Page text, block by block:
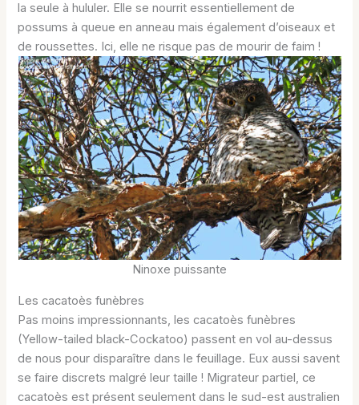
la seule à hululer. Elle se nourrit essentiellement de
possums à queue en anneau mais également d’oiseaux et
de roussettes. Ici, elle ne risque pas de mourir de faim !
Ninoxe puissante
Les cacatoès funèbres
Pas moins impressionnants, les cacatoès funèbres
(Yellow-tailed black-Cockatoo) passent en vol au-dessus
de nous pour disparaître dans le feuillage. Eux aussi savent
se faire discrets malgré leur taille ! Migrateur partiel, ce
cacatoès est présent seulement dans le sud-est australien